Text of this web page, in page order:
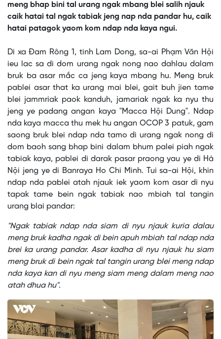
meng bhap bini tal urang ngak mbang blei salih njauk
caik hatai tal ngak tabiak jeng nap nda pandar hu, caik
hatai patagok yaom kom ndap nda kaya ngui.
a
modal
No compatible source was found for this media.
Di xa Đam Rông 1, tinh Lam Dong, sa-ai Phạm Văn Hội
ieu lac sa di dom urang ngak nong nao dahlau dalam
bruk ba asar mắc ca jeng kaya mbang hu. Meng bruk
pablei asar that ka urang mai blei, gait buh jien tame
blei jammriak paok kanduh, jamariak ngak ka nyu thu
jeng ye padang angan kaya "Macca Hội Dung". Ndap
nda kaya macca thu mek hu angan OCOP 3 patuk, gam
saong bruk blei ndap nda tamo di urang ngak nong di
dom baoh sang bhap bini dalam bhum palei piah ngak
tabiak kaya, pablei di darak pasar praong yau ye di Hà
Nội jeng ye di Banraya Ho Chi Minh. Tui sa-ai Hội, khin
ndap nda pablei atah njauk iek yaom kom asar di nyu
tapak tame bein ngak tabiak nao mbiah tal tangin
urang blai pandar:
"Ngak tabiak ndap nda siam di nyu njauk kuria dalau
meng bruk kadha ngak di bein apuh mbiah tal ndap nda
brei ka urang pandar. Asar kadha di nyu njauk hu siam
meng bruk di bein ngak tal tangin urang blei meng ndap
nda kaya kan di nyu meng siam meng dalam meng nao
atah dhua hu".